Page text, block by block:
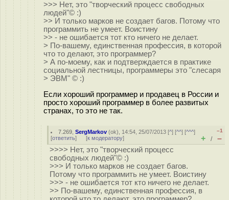
>>> Нет, это "творческий процесс свободных
людей"© :)
>> И только марков не создает багов. Потому что
программить не умеет. Воистину
>> - не ошибается тот кто ничего не делает.
> По-вашему, единственная профессия, в которой
что то делают, это программер?
> А по-моему, как и подтверждается в практике
социальной лестницы, программеры это "слесаря
> ЭВМ" © :)
Если хороший программер и продавец в России и
просто хороший программер в более развитых
странах, то это не так.
7.269 ,SergMarkov (ok), 14:54, 25/07/2013 [^] [^^] [^^^]
[ответить] [к модератору]
–1
+ / –
>>>> Нет, это "творческий процесс
свободных людей"© :)
>>> И только марков не создает багов.
Потому что программить не умеет. Воистину
>>> - не ошибается тот кто ничего не делает.
>> По-вашему, единственная профессия, в